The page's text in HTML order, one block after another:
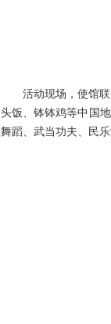
活动现场，使馆
头饭、钵钵鸡等中国
舞蹈、武当功夫、民